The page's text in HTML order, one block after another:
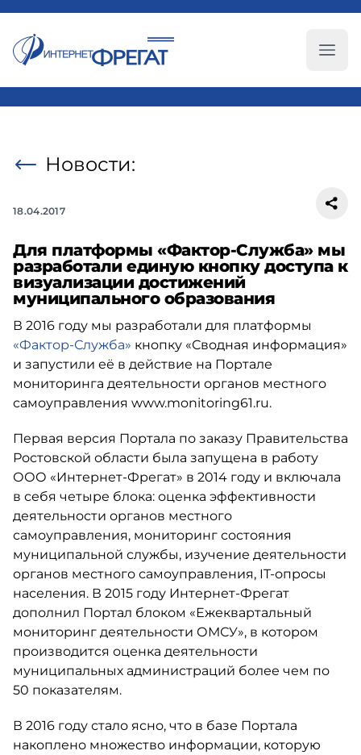
Новости:
18.04.2017
Для платформы «Фактор-Служба» мы
разработали единую кнопку доступа к
визуализации достижений
муниципального образования
В 2016 году мы разработали для платформы
«Фактор-Служба» кнопку «Сводная информация»
и запустили её в действие на Портале
мониторинга деятельности органов местного
самоуправления www.monitoring61.ru.
Первая версия Портала по заказу Правительства
Ростовской области была запущена в работу
ООО «Интернет-Фрегат» в 2014 году и включала
в себя четыре блока: оценка эффективности
деятельности органов местного
самоуправления, мониторинг состояния
муниципальной службы, изучение деятельности
органов местного самоуправления, IT-опросы
населения. В 2015 году Интернет-Фрегат
дополнил Портал блоком «Ежеквартальный
мониторинг деятельности ОМСУ», в котором
производится оценка деятельности
муниципальных администраций более чем по
50 показателям.
В 2016 году стало ясно, что в базе Портала
накоплено множество информации, которую